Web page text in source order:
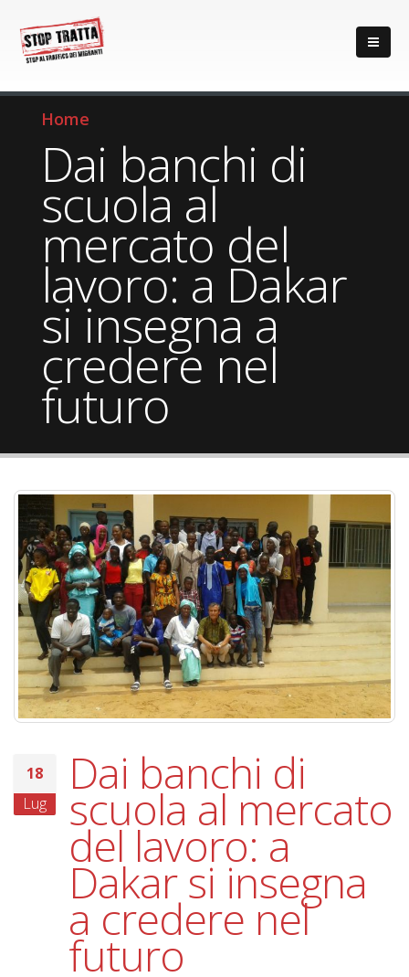
Home
Dai banchi di
scuola al
mercato del
lavoro: a Dakar
si insegna a
credere nel
futuro
18
Lug
Dai banchi di
scuola al mercato
del lavoro: a
Dakar si insegna
a credere nel
futuro